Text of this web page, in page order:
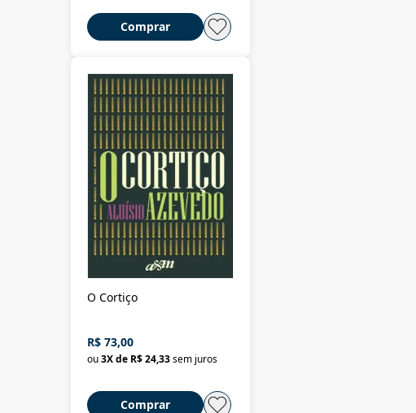
Comprar
O Cortiço
R$ 73,00
ou3X de R$ 24,33sem juros
Comprar